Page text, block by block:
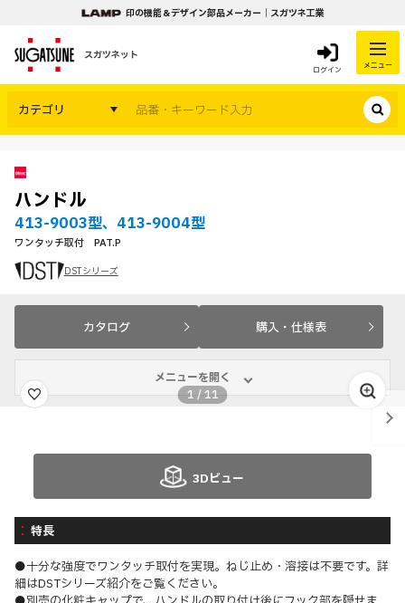
印の機能＆デザイン部品メーカー｜スガツネ工業
スガツネット
ログイン メニュー
カテゴリ
ハンドル
413-9003型、413-9004型
ワンタッチ取付 PAT.P
DSTシリーズ
カタログ 購入・仕様表
メニューを開く
1 /11
3Dビュー
特長
●十分な強度でワンタッチ取付を実現。ねじ止め・溶接は不要です。詳
細はDSTシリーズ紹介をご覧ください。